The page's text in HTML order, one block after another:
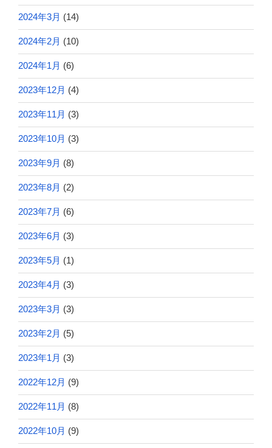
2024年3月 (14)
2024年2月 (10)
2024年1月 (6)
2023年12月 (4)
2023年11月 (3)
2023年10月 (3)
2023年9月 (8)
2023年8月 (2)
2023年7月 (6)
2023年6月 (3)
2023年5月 (1)
2023年4月 (3)
2023年3月 (3)
2023年2月 (5)
2023年1月 (3)
2022年12月 (9)
2022年11月 (8)
2022年10月 (9)